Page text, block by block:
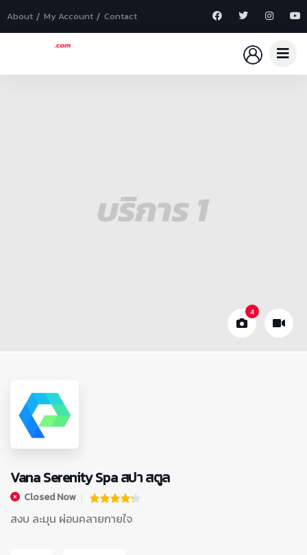
About My Account Contact
4
Vana Serenity Spa สปา สตูล
Closed Now
สงบ ละมุน ผ่อนคลายกายใจ